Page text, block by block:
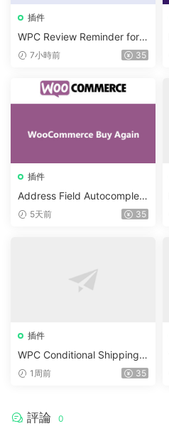
插件
WPC Review Reminder for
WooCommerce v1.0.4
7小時前 35
插件
Address Field Autocomplete
For WooCommerce v1.3.2
5天前 35
插件
WPC Conditional Shipping &
Payments (Premium) v1.0.2
1周前 35
評論 0